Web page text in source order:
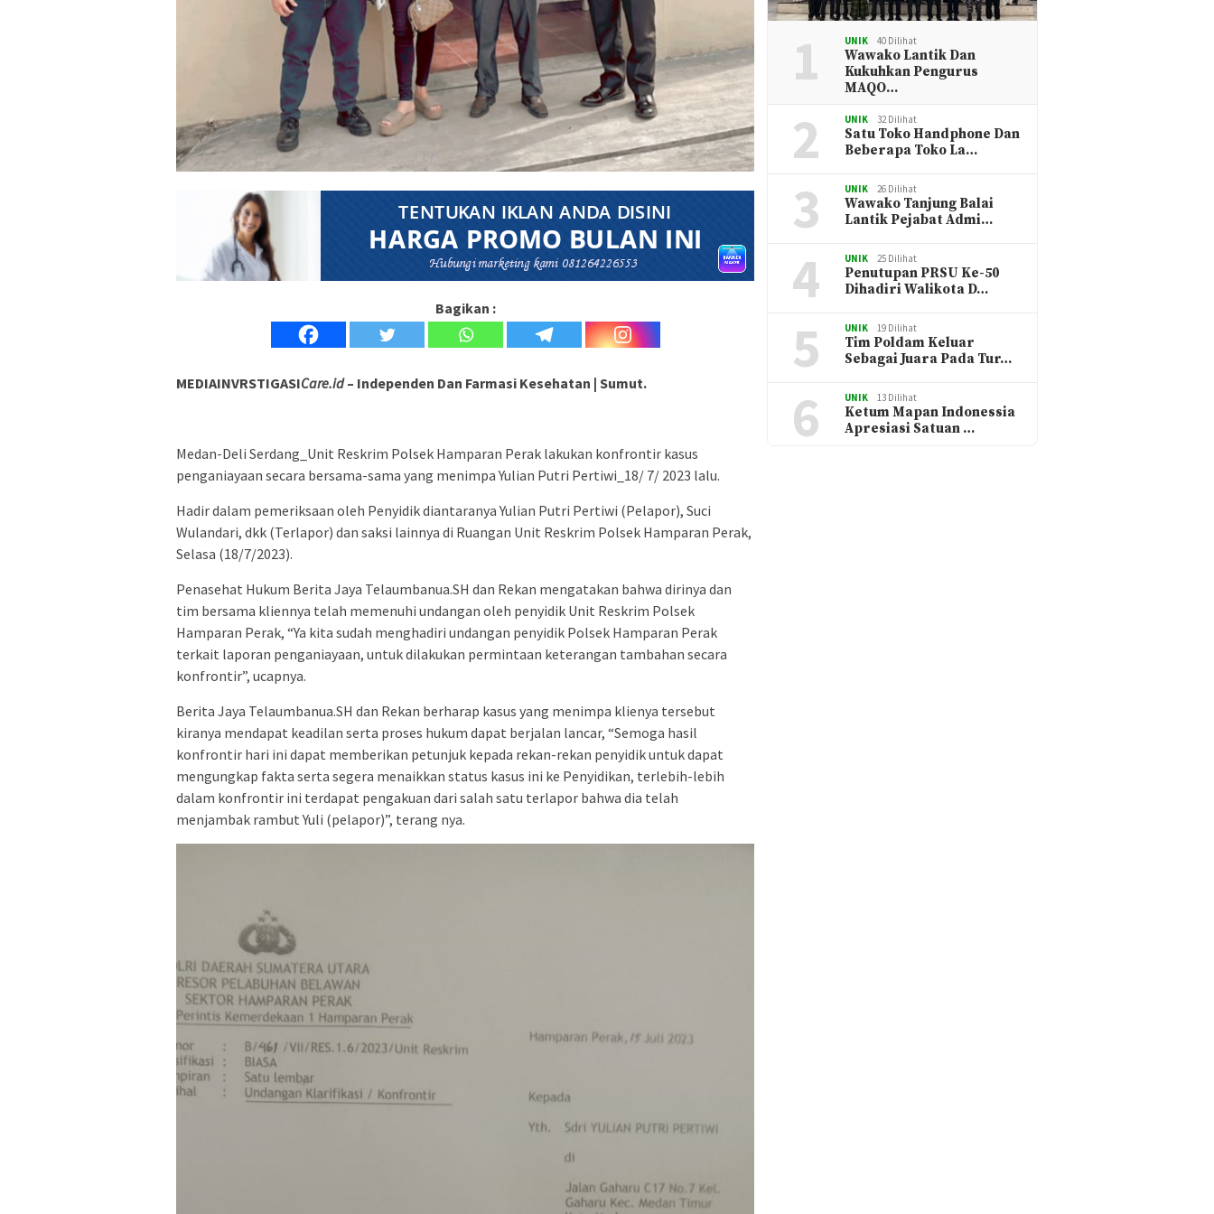
Bagikan :
MEDIAINVRSTIGASICare.id– Independen Dan Farmasi Kesehatan | Sumut.
Medan-Deli Serdang_Unit Reskrim Polsek Hamparan Perak lakukan konfrontir kasus
penganiayaan secara bersama-sama yang menimpa Yulian Putri Pertiwi_18/ 7/ 2023 lalu.
Hadir dalam pemeriksaan oleh Penyidik diantaranya Yulian Putri Pertiwi (Pelapor), Suci
Wulandari, dkk (Terlapor) dan saksi lainnya di Ruangan Unit Reskrim Polsek Hamparan Perak,
Selasa (18/7/2023).
Penasehat Hukum Berita Jaya Telaumbanua.SH dan Rekan mengatakan bahwa dirinya dan
tim bersama kliennya telah memenuhi undangan oleh penyidik Unit Reskrim Polsek
Hamparan Perak, “Ya kita sudah menghadiri undangan penyidik Polsek Hamparan Perak
terkait laporan penganiayaan, untuk dilakukan permintaan keterangan tambahan secara
konfrontir”, ucapnya.
Berita Jaya Telaumbanua.SH dan Rekan berharap kasus yang menimpa klienya tersebut
kiranya mendapat keadilan serta proses hukum dapat berjalan lancar, “Semoga hasil
konfrontir hari ini dapat memberikan petunjuk kepada rekan-rekan penyidik untuk dapat
mengungkap fakta serta segera menaikkan status kasus ini ke Penyidikan, terlebih-lebih
dalam konfrontir ini terdapat pengakuan dari salah satu terlapor bahwa dia telah
menjambak rambut Yuli (pelapor)”, terang nya.
1 UNIK 40 Dilihat
Wawako Lantik Dan
Kukuhkan Pengurus
MAQO…
2 UNIK 32 Dilihat
Satu Toko Handphone Dan
Beberapa Toko La…
3 UNIK 26 Dilihat
Wawako Tanjung Balai
Lantik Pejabat Admi…
4 UNIK 25 Dilihat
Penutupan PRSU Ke-50
Dihadiri Walikota D…
5 UNIK 19 Dilihat
Tim Poldam Keluar
Sebagai Juara Pada Tur…
6 UNIK 13 Dilihat
Ketum Mapan Indonessia
Apresiasi Satuan …